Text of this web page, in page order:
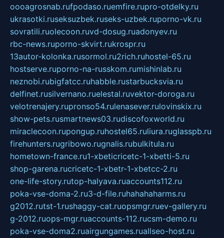
oooagrosnab.rufpodaso.ruemfire.rupro-otdelky.ru
ukrasotki.ruseksuzbek.ruseks-uzbek.ruporno-vk.ru
sovratili.ruolecoon.ruvd-dosug.ruadonyev.ru
rbc-news.ruporno-skvirt.rukrospr.ru
13autor-kolonka.rusormol.ru2rich.ruhostel-65.ru
hostserve.ruporno-na-russkom.rumishinlab.ru
neznobi.rubigfatcc.ruhabble.rustarbucksvia.ru
delfinet.rusilvernano.ruelestal.ruvektor-doroga.ru
velotrenajery.rupronso54.rulenasever.rulovinskix.ru
show-pets.rusmartnews03.rudiscofoxworld.ru
miraclecoon.rupongup.ruhostel65.ruliura.ruglasspb.ru
firehunters.rugribowo.rugnalis.rubulkitula.ru
hometown-france.ru1-xbeticricetc-1-xbetti-5.ru
shop-garena.rucricetc-1-xbetr-1-xbetcc-2.ru
one-life-story.rutop-halyava.ruaccounts112.ru
poka-vse-doma-2.ru3-d-file.ruhahahaharms.ru
g2012.rutst-1.rushaggy-cat.ruopsmgr.ruev-gallery.ru
g-2012.ruops-mgr.ruaccounts-112.rucsm-demo.ru
poka-vse-doma2.ruairgungames.ruallseo-host.ru